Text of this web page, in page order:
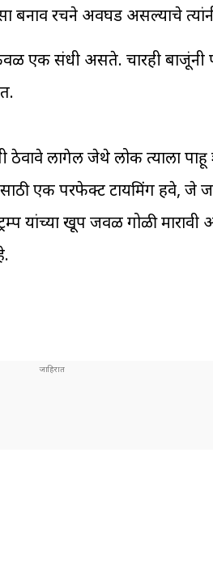
बनाव रचने अवघड असल्याचे
संधी असते. चारही बाजूंनी
ठेवावे लागेल जेथे लोक त्याला
साठी एक परफेक्ट टायमिंग
यांच्या खूप जवळ गोळी